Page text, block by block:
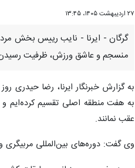
۲۷ اردیبهشت ۱۴۰۵، ۱۳:۴۵